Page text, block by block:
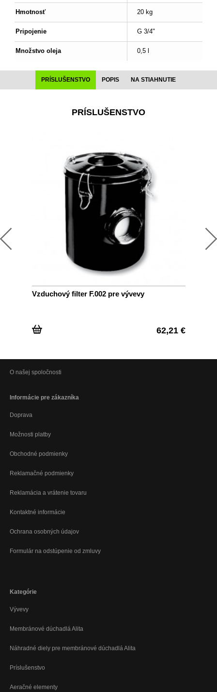
Hmotnosť 20 kg
Pripojenie G 3/4"
Množstvo oleja 0,5 l
PRÍSLUŠENSTVO POPIS NA STIAHNUTIE
PRÍSLUŠENSTVO
Vzduchový filter F.002 pre vývevy
62,21 €
O našej spoločnosti
Informácie pre zákazníka
Doprava
Možnosti platby
Obchodné podmienky
Reklamačné podmienky
Reklamácia a vrátenie tovaru
Kontaktné informácie
Ochrana osobných údajov
Formulár na odstúpenie od zmluvy
Kategórie
Vývevy
Membránové dúchadlá Alita
Náhradné diely pre membránové dúchadlá Alita
Príslušenstvo
Aeračné elementy